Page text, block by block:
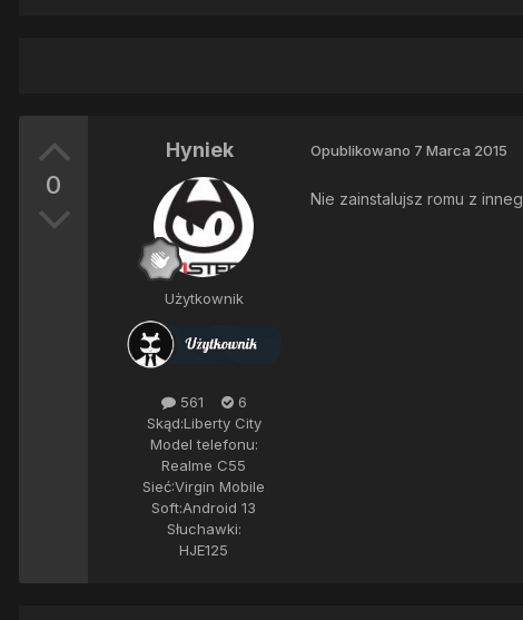
0
Hyniek
Użytkownik
561
6
Skąd:Liberty City
Model telefonu:
Realme C55
Sieć:Virgin Mobile
Soft:Android 13
Słuchawki:
HJE125
Opublikowano 7 Marca 2015
Nie zainstalujsz romu z